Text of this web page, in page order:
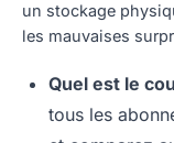
un stockage
les mauvaises
Quel est le
tous les